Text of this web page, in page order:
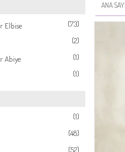
Elbise
(73)
(2)
Abiye
(1)
(1)
(1)
(48)
(52)
ANA